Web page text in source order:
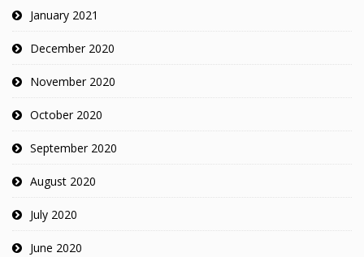
January 2021
December 2020
November 2020
October 2020
September 2020
August 2020
July 2020
June 2020